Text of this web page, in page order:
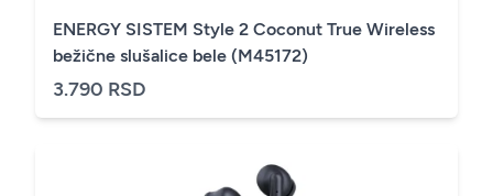
ENERGY SISTEM Style 2 Coconut True Wireless
bežične slušalice bele (M45172)
3.790 RSD